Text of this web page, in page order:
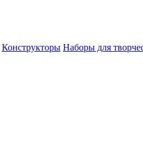
Конструкторы Наборы для